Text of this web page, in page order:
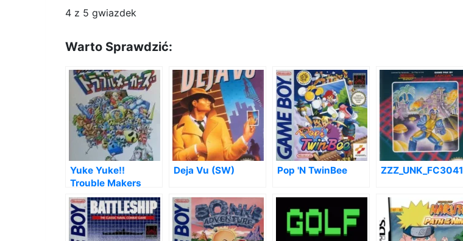
4 z 5 gwiazdek
Warto Sprawdzić:
Yuke Yuke!!
Trouble Makers
Deja Vu (SW) Pop 'N TwinBee ZZZ_UNK_FC3041